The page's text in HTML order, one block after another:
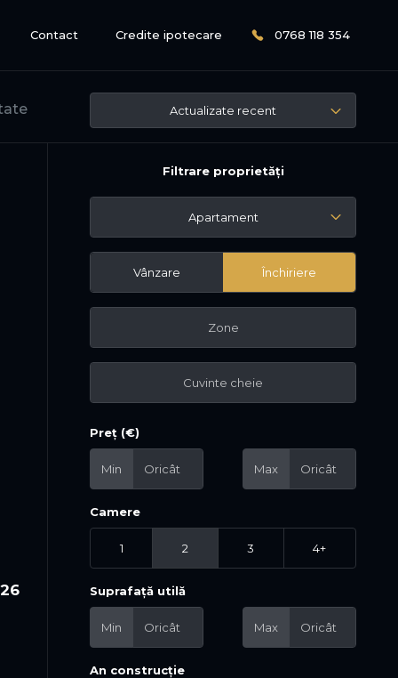
Contact Credite ipotecare 0768 118 354
Actualizate recent
Filtrare proprietăți
Apartament
Vânzare Închiriere
Preț (€)
Min Max
Camere
1 2 3 4+
Suprafață utilă
Min Max
An construcție